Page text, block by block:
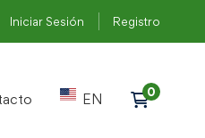
Iniciar Sesión Registro
EN